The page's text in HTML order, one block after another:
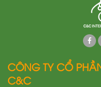
CÔNG TY CỔ
C&C